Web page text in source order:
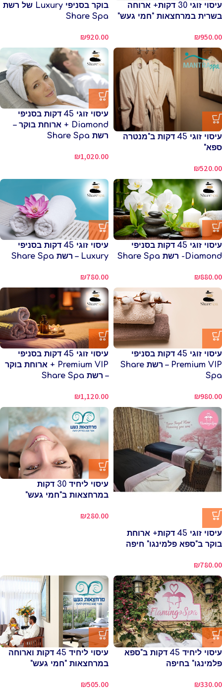
עיסוי זוגי 30 דקות+ ארוחה
בשרית במרחצאות "חמי געש"
₪950.00
בוקר בסניפי Luxury של רשת
Share Spa
₪920.00
עיסוי זוגי 45 דקות ב"מנטרה
ספא"
₪520.00
עיסוי זוגי 45 דקות בסניפי
Diamond + ארוחת בוקר –
רשת Share Spa
₪1,020.00
עיסוי זוגי 45 דקות בסניפי
Diamond- רשת Share Spa
₪880.00
עיסוי זוגי 45 דקות בסניפי
Luxury – רשת Share Spa
₪780.00
עיסוי זוגי 45 דקות בסניפי
Premium VIP – רשת Share
Spa
₪980.00
עיסוי זוגי 45 דקות בסניפי
Premium VIP + ארוחת בוקר
– רשת Share Spa
₪1,120.00
עיסוי זוגי 45 דקות+ ארוחת
בוקר ב"ספא פלמינגו" חיפה
₪780.00
עיסוי ליחיד 30 דקות
במרחצאות ב"חמי געש"
₪280.00
עיסוי ליחיד 45 דקות ב"ספא
פלמינגו" בחיפה
₪330.00
עיסוי ליחיד 45 דקות וארוחה
במרחצאות "חמי געש"
₪505.00